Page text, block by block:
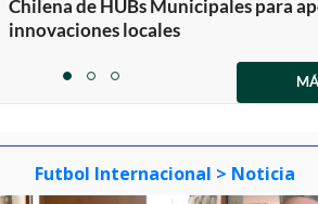
Chilena de HUBs Municipales para
innovaciones locales
itemitemitem
Futbol Internacional > Noticia